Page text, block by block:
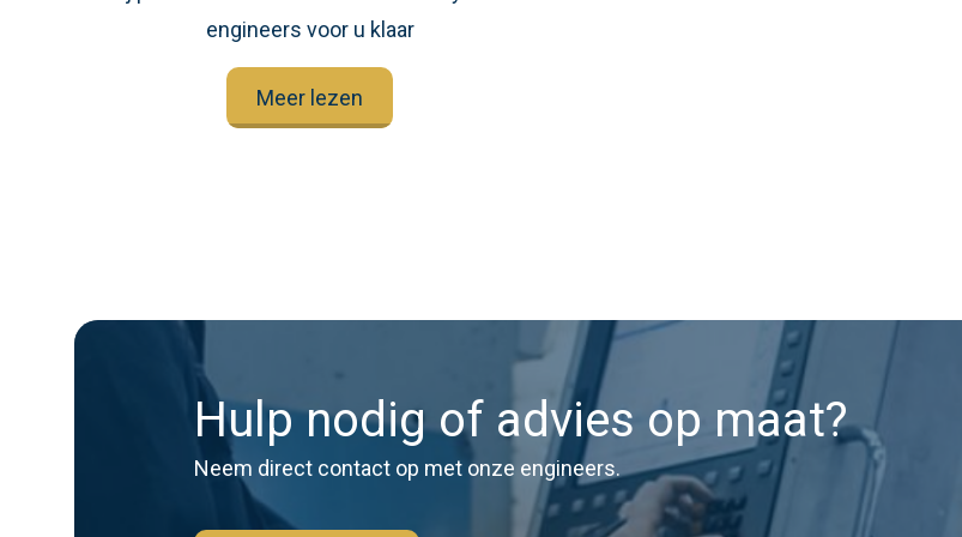
engineers voor u klaar
Meer lezen
Hulp nodig of advies op maat?
Neem direct contact op met onze engineers.